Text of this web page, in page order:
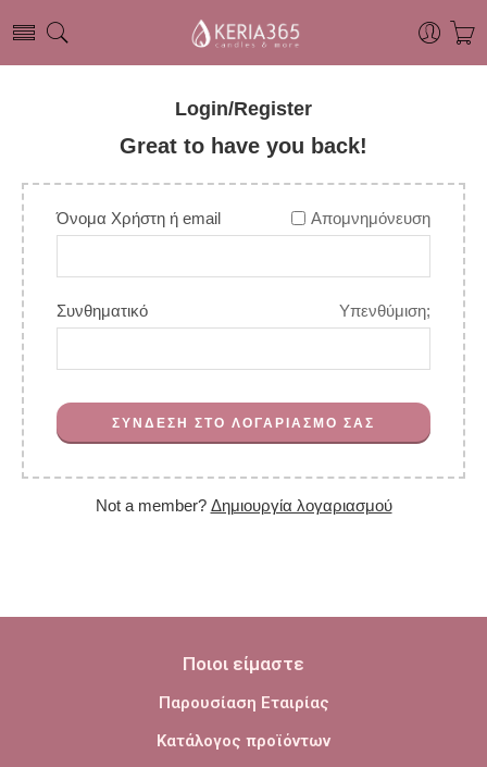
Login/Register
Great to have you back!
Όνομα Χρήστη ή email Απομνημόνευση
Συνθηματικό Υπενθύμιση;
ΣΥΝΔΕΣΗ ΣΤΟ ΛΟΓΑΡΙΑΣΜΟ ΣΑΣ
Not a member? Δημιουργία λογαριασμού
Ποιοι είμαστε
Παρουσίαση Εταιρίας
Κατάλογος προϊόντων